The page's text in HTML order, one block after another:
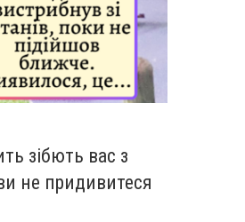
зiбють вас з
не придивитеся